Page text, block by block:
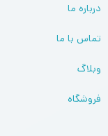
درباره ما
تماس با ما
وبلاگ
فروشگاه